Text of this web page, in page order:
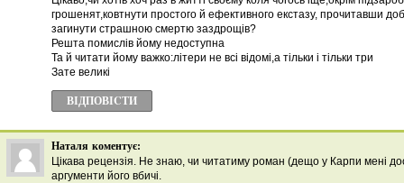
грошенят,ковтнути простого й ефективного екстазу, прочитавши
загинути страшною смертю заздрощів?
Решта помислів йому недоступна
Та й читати йому важко:літери не всі відомі,а тільки і тільки три
Зате великі
ВІДПОВІCТИ
Наталя коментує:
Цікава рецензія. Не знаю, чи читатиму роман (дещо у Карпи мені
аргументи його вбичі.